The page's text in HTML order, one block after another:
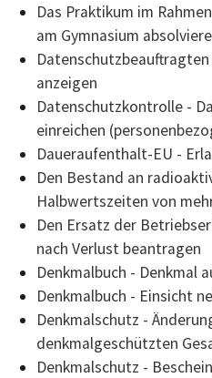
Das Praktikum im
am Gymnasium
anzeigen
Datenschutzkontrolle -
einreichen
Daueraufenthalt-EU -
Den Bestand an
Halbwertszeiten von
Den Ersatz der
nach Verlust beantragen
Denkmalbuch - Denkmal
Denkmalbuch - Einsicht
Denkmalschutz -
denkmalgeschützten
Denkmalschutz -